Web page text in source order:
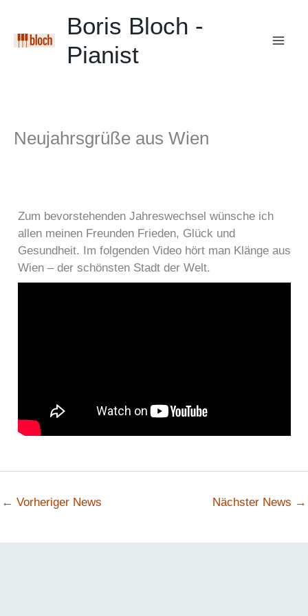
springen
Boris Bloch -
Pianist
Neujahrsgrüße aus Wien
Zum bevorstehenden Jahreswechsel wünsche ich
allen meinen Freunden Frieden, Glück und
Gesundheit. Im folgenden Video hört man Klänge aus
Wien – der schönsten Stadt der Welt.
← Vorheriger News Nächster News →